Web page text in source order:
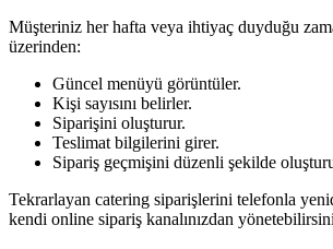
Müşteriniz her hafta veya ihtiyaç duyduğu
üzerinden:
Güncel menüyü görüntüler.
Kişi sayısını belirler.
Siparişini oluşturur.
Teslimat bilgilerini girer.
Sipariş geçmişini düzenli şekilde
Tekrarlayan catering siparişlerini telefonla
kendi online sipariş kanalınızdan